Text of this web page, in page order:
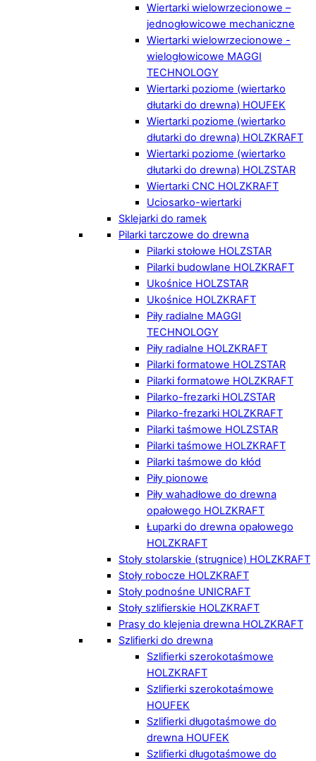
Wiertarki wielowrzecionowe –
jednogłowicowe mechaniczne
Wiertarki wielowrzecionowe -
wielogłowicowe MAGGI
TECHNOLOGY
Wiertarki poziome (wiertarko
dłutarki do drewna) HOUFEK
Wiertarki poziome (wiertarko
dłutarki do drewna) HOLZKRAFT
Wiertarki poziome (wiertarko
dłutarki do drewna) HOLZSTAR
Wiertarki CNC HOLZKRAFT
Uciosarko-wiertarki
Sklejarki do ramek
Pilarki tarczowe do drewna
Pilarki stołowe HOLZSTAR
Pilarki budowlane HOLZKRAFT
Ukośnice HOLZSTAR
Ukośnice HOLZKRAFT
Piły radialne MAGGI
TECHNOLOGY
Piły radialne HOLZKRAFT
Pilarki formatowe HOLZSTAR
Pilarki formatowe HOLZKRAFT
Pilarko-frezarki HOLZSTAR
Pilarko-frezarki HOLZKRAFT
Pilarki taśmowe HOLZSTAR
Pilarki taśmowe HOLZKRAFT
Pilarki taśmowe do kłód
Piły pionowe
Piły wahadłowe do drewna
opałowego HOLZKRAFT
Łuparki do drewna opałowego
HOLZKRAFT
Stoły stolarskie (strugnice) HOLZKRAFT
Stoły robocze HOLZKRAFT
Stoły podnośne UNICRAFT
Stoły szlifierskie HOLZKRAFT
Prasy do klejenia drewna HOLZKRAFT
Szlifierki do drewna
Szlifierki szerokotaśmowe
HOLZKRAFT
Szlifierki szerokotaśmowe
HOUFEK
Szlifierki długotaśmowe do
drewna HOUFEK
Szlifierki długotaśmowe do